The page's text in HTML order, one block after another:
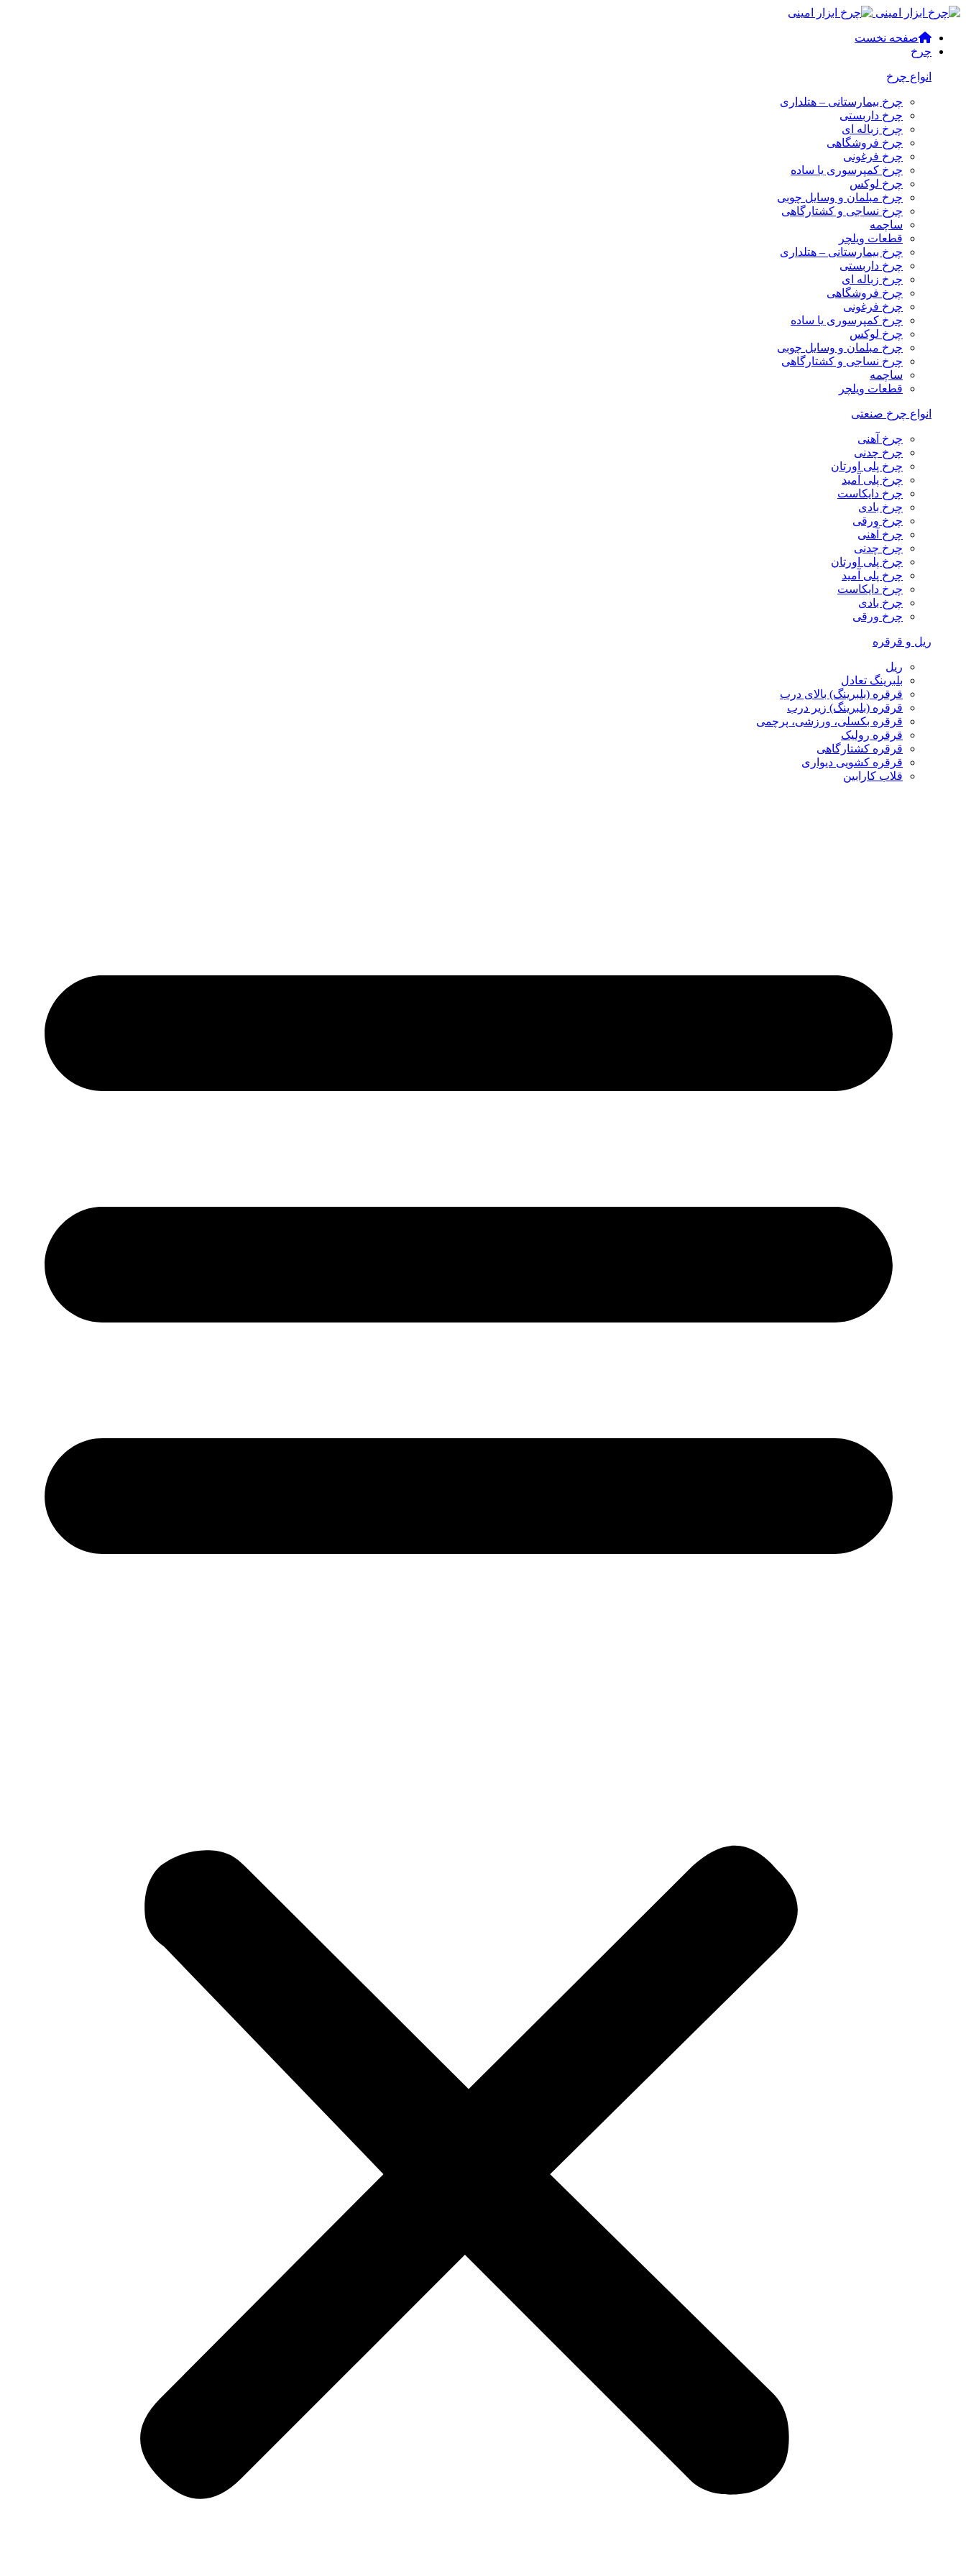
صفحه نخست
چرخ
انواع چرخ
چرخ بیمارستانی – هتلداری
چرخ داربستی
چرخ زباله ای
چرخ فروشگاهی
چرخ فرغونی
چرخ کمپرسوری یا ساده
چرخ لوکس
چرخ مبلمان و وسایل چوبی
چرخ نساجی و کشتارگاهی
ساچمه
قطعات ویلچر
چرخ بیمارستانی – هتلداری
چرخ داربستی
چرخ زباله ای
چرخ فروشگاهی
چرخ فرغونی
چرخ کمپرسوری یا ساده
چرخ لوکس
چرخ مبلمان و وسایل چوبی
چرخ نساجی و کشتارگاهی
ساچمه
قطعات ویلچر
انواع چرخ صنعتی
چرخ آهنی
چرخ چدنی
چرخ پلی اورتان
چرخ پلی آمید
چرخ دایکاست
چرخ بادی
چرخ ورقی
چرخ آهنی
چرخ چدنی
چرخ پلی اورتان
چرخ پلی آمید
چرخ دایکاست
چرخ بادی
چرخ ورقی
ریل و قرقره
ریل
بلبرینگ تعادل
قرقره (بلبرینگ) بالای درب
قرقره (بلبرینگ) زیر درب
قرقره بکسلی، ورزشی، پرچمی
قرقره رولیک
قرقره کشتارگاهی
قرقره کشویی دیواری
قلاب کارابین